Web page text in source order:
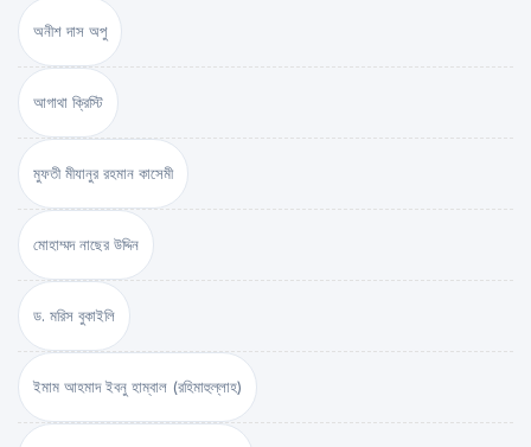
অনীশ দাস অপু
আগাথা ক্রিস্টি
মুফতী মীযানুর রহমান কাসেমী
মোহাম্মদ নাছের উদ্দিন
ড. মরিস বুকাইলি
ইমাম আহমাদ ইবনু হাম্বাল (রহিমাহুল্লাহ)